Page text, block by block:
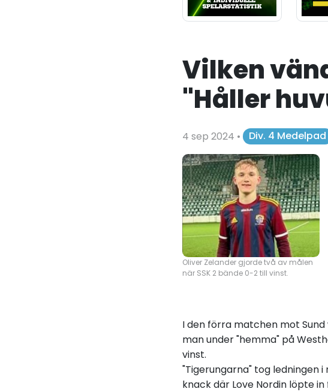
Vilken
"Håller
4 sep 2024 • Div. 4 Medelpad
Oliver Zelander gjorde två av målen
när SSK 2 bände 0-2 till vinst.
I den förra matchen mot
man under "hemma" på
vinst.
"Tigerungarna" tog
knack där Love Nordin löpte